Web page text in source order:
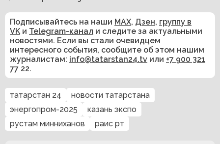
Подписывайтесь на наши MAX, Дзен, группу в
VK и Telegram-канал и следите за актуальными
новостями. Если вы стали очевидцем
интересного события, сообщите об этом нашим
журналистам: info@tatarstan24.tv или +7 900 321
77 22.
татарстан 24
новости татарстана
энергопром-2025
казань экспо
рустам минниханов
раис рт